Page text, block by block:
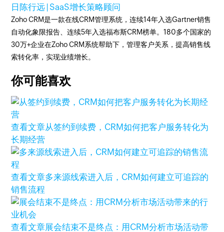
日 陈行远 | SaaS增长策略顾问
Zoho CRM是一款在线CRM管理系统，连续14年入选Gartner销售
自动化象限报告、连续5年入选福布斯CRM榜单。180多个国家的
30万+企业在Zoho CRM系统帮助下，管理客户关系，提高销售线
索转化率，实现业绩增长。
你可能喜欢
查看文章从签约到续费，CRM如何把客户服务转化为
长期经营
查看文章多来源线索进入后，CRM如何建立可追踪的
销售流程
查看文章展会结束不是终点：用CRM分析市场活动带